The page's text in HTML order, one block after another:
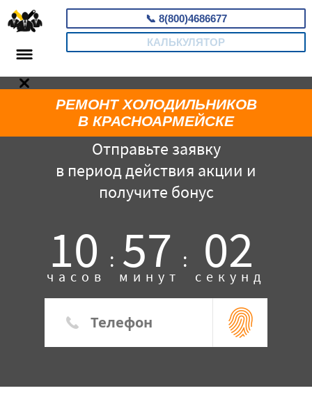
📞 8(800)4686677
КАЛЬКУЛЯТОР
Отправьте заявку
в период действия акции и
получите бонус
10 :
часов 57 :
минут 01
секунд
РЕМОНТ ХОЛОДИЛЬНИКОВ
В КРАСНОАРМЕЙСКЕ